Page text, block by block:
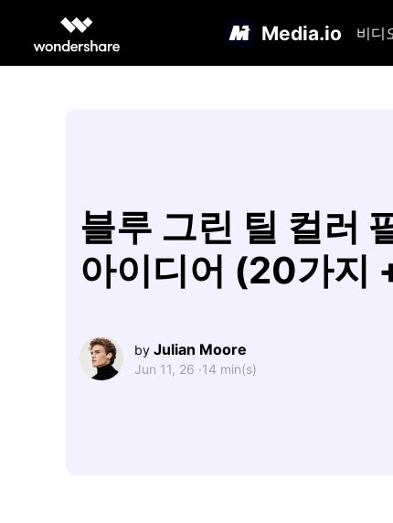
Media.io 비디
블루 그린 틸 컬러
아이디어 (20가지
by Julian Moore
Jun 11, 26 ·14 min(s)